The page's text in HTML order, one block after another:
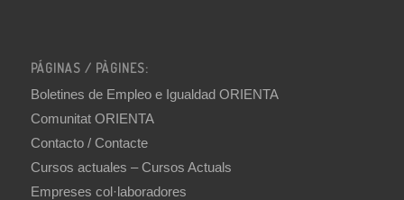
PÁGINAS / PÀGINES:
Boletines de Empleo e Igualdad ORIENTA
Comunitat ORIENTA
Contacto / Contacte
Cursos actuales – Cursos Actuals
Empreses col·laboradores